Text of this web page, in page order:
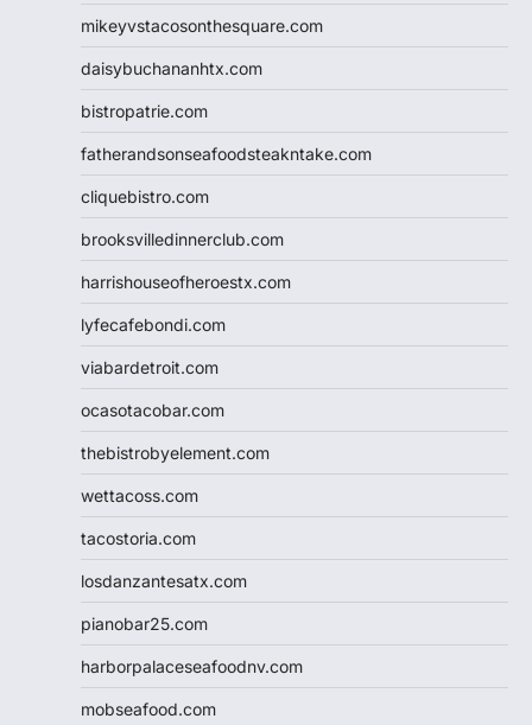
mikeyvstacosonthesquare.com
daisybuchananhtx.com
bistropatrie.com
fatherandsonseafoodsteakntake.com
cliquebistro.com
brooksvilledinnerclub.com
harrishouseofheroestx.com
lyfecafebondi.com
viabardetroit.com
ocasotacobar.com
thebistrobyelement.com
wettacoss.com
tacostoria.com
losdanzantesatx.com
pianobar25.com
harborpalaceseafoodnv.com
mobseafood.com